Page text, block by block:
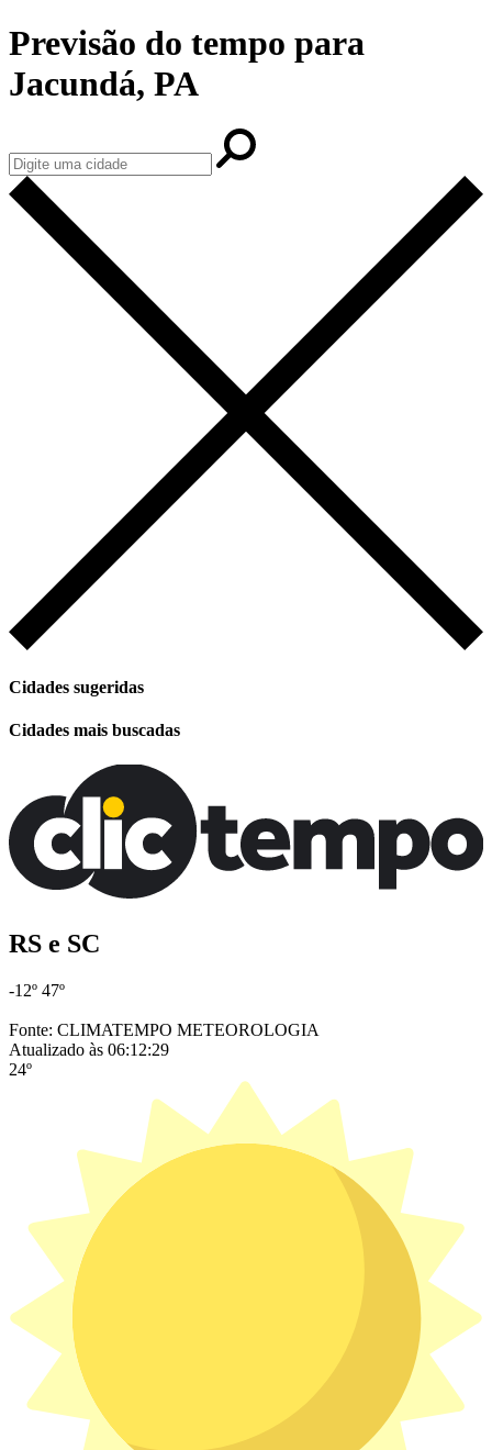
Previsão do tempo para
Jacundá, PA
Cidades sugeridas
Cidades mais buscadas
RS e SC
-12º 47º
Fonte: CLIMATEMPO METEOROLOGIA
Atualizado às 06:12:29
24º